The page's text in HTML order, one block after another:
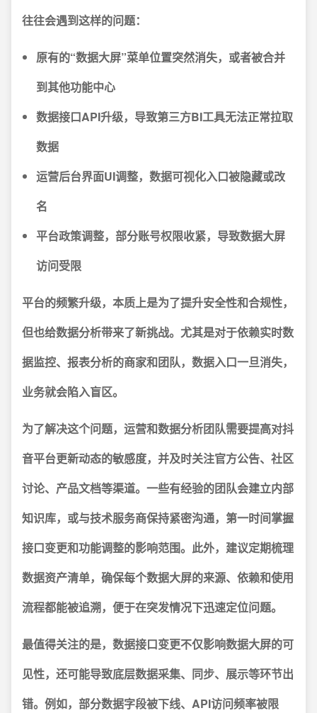
往往会遇到这样的问题：
原有的“数据大屏”菜单位置突然消失，或者被合并
到其他功能中心
数据接口API升级，导致第三方BI工具无法正常拉取
数据
运营后台界面UI调整，数据可视化入口被隐藏或改
名
平台政策调整，部分账号权限收紧，导致数据大屏
访问受限
平台的频繁升级，本质上是为了提升安全性和合规性，
但也给数据分析带来了新挑战。 尤其是对于依赖实时数
据监控、报表分析的商家和团队，数据入口一旦消失，
业务就会陷入盲区。
为了解决这个问题，运营和数据分析团队需要提高对抖
音平台更新动态的敏感度，并及时关注官方公告、社区
讨论、产品文档等渠道。一些有经验的团队会建立内部
知识库，或与技术服务商保持紧密沟通，第一时间掌握
接口变更和功能调整的影响范围。此外，建议定期梳理
数据资产清单，确保每个数据大屏的来源、依赖和使用
流程都能被追溯，便于在突发情况下迅速定位问题。
最值得关注的是，数据接口变更不仅影响数据大屏的可
见性，还可能导致底层数据采集、同步、展示等环节出
错。 例如，部分数据字段被下线、API访问频率被限